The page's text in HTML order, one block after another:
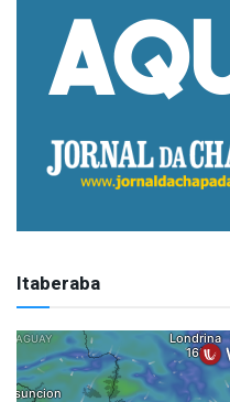
Itaberaba